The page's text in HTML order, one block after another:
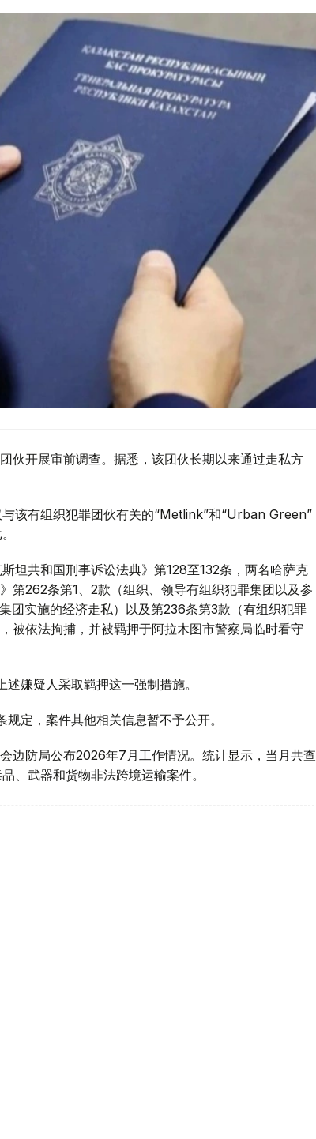
伙开展审前调查。据悉，该团伙长期以来通过走私方
该有组织犯罪团伙有关的“Metlink”和“Urban Green”
坦共和国刑事诉讼法典》第128至132条，两名哈萨克
第262条第1、2款（组织、领导有组织犯罪集团以及参
团实施的经济走私）以及第236条第3款（有组织犯罪
被依法拘捕，并被羁押于阿拉木图市警察局临时看守
嫌疑人采取羁押这一强制措施。
定，案件其他相关信息暂不予公开。
边防局公布2026年7月工作情况。统计显示，当月共查
、武器和货物非法跨境运输案件。